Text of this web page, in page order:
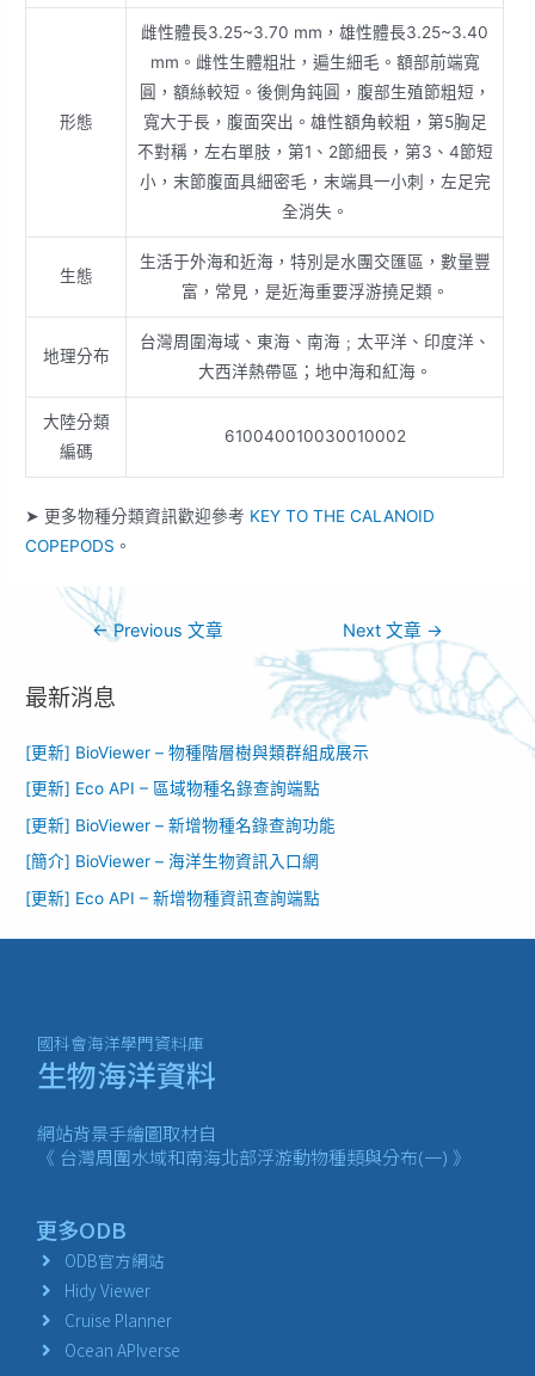
形態
雌性體長3.25~3.70 mm，雄性體長3.25~3.40
mm。雌性生體粗壯，遍生細毛。額部前端寬
圓，額絲較短。後側角鈍圓，腹部生殖節粗短，
寬大于長，腹面突出。雄性額角較粗，第5胸足
不對稱，左右單肢，第1、2節細長，第3、4節短
小，末節腹面具細密毛，末端具一小刺，左足完
全消失。
生態
生活于外海和近海，特別是水團交匯區，數量豐
富，常見，是近海重要浮游撓足類。
地理分布
台灣周圍海域、東海、南海﹔太平洋、印度洋、
大西洋熱帶區；地中海和紅海。
大陸分類
編碼
610040010030010002
➤ 更多物種分類資訊歡迎參考 KEY TO THE CALANOID
COPEPODS 。
←Previous 文章 Next 文章 →
最新消息
[更新] BioViewer – 物種階層樹與類群組成展示
[更新] Eco API – 區域物種名錄查詢端點
[更新] BioViewer – 新增物種名錄查詢功能​
[簡介] BioViewer – 海洋生物資訊入口網​
[更新] Eco API – 新增物種資訊查詢端點
國科會海洋學門資料庫
生物海洋資料
網站背景手繪圖取材自
《 台灣周圍水域和南海北部浮游動物種類與分布(一) 》
更多ODB
ODB官方網站
Hidy Viewer
Cruise Planner
Ocean APIverse